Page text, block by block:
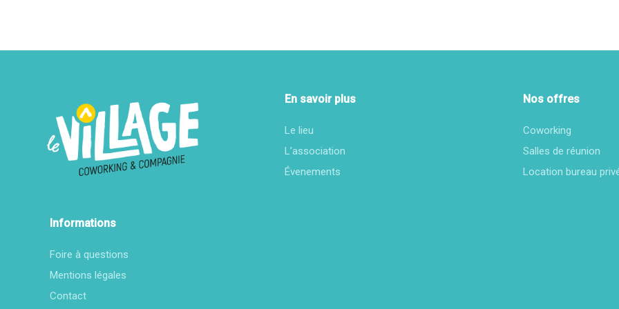
En savoir plus
Le lieu
L’association
Évenements
Nos offres
Coworking
Salles de réunion
Location bureau
Informations
Foire à questions
Mentions légales
Contact